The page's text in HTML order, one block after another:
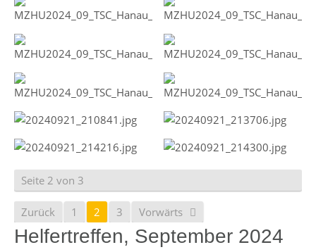
Seite 2 von 3
Zurück 1 2 3 Vorwärts
Helfertreffen, September 2024